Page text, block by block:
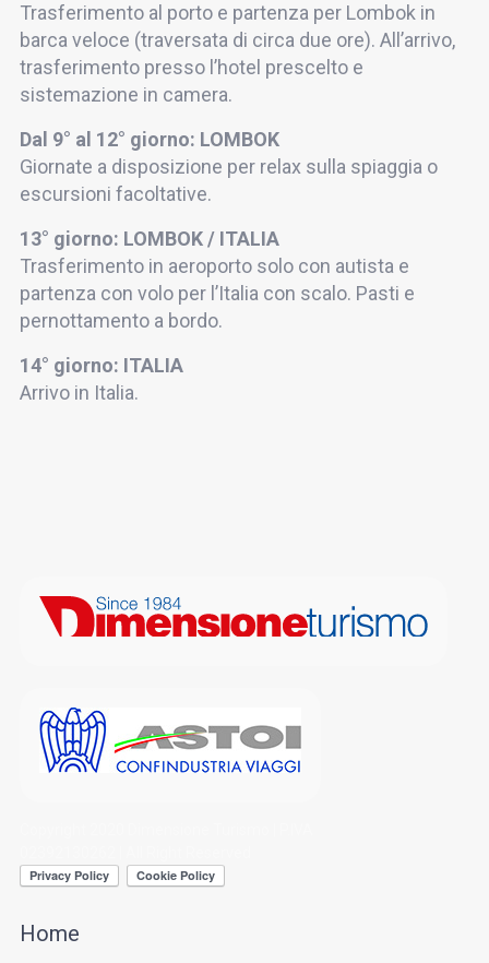
Trasferimento al porto e partenza per Lombok in
barca veloce (traversata di circa due ore). All’arrivo,
trasferimento presso l’hotel prescelto e
sistemazione in camera.
Dal 9° al 12° giorno: LOMBOK
Giornate a disposizione per relax sulla spiaggia o
escursioni facoltative.
13° giorno: LOMBOK / ITALIA
Trasferimento in aeroporto solo con autista e
partenza con volo per l’Italia con scalo. Pasti e
pernottamento a bordo.
14° giorno: ITALIA
Arrivo in Italia.
Home